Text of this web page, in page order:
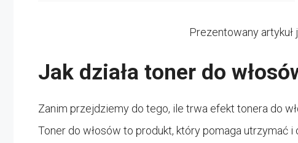
Prezentowany
Jak działa toner do
Zanim przejdziemy do tego, ile trwa efekt tonera do
Toner do włosów to produkt, który pomaga utrzymać